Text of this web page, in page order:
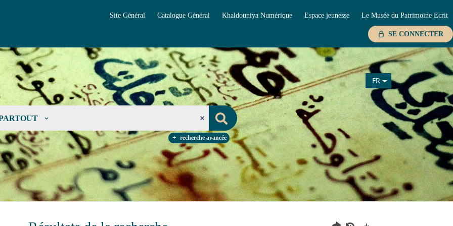
Site Général Catalogue Général Khaldouniya Numérique Espace jeunesse Le Musée du Patrimoine Ecrit
SE CONNECTER
recherche avancée
FR